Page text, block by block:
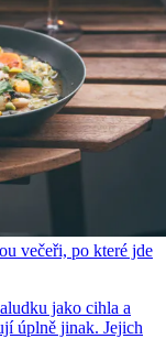
večeři, po které jde
jako cihla a
úplně jinak. Jejich